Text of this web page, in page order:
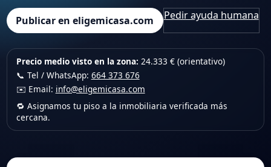
Publicar en eligemicasa.com Pedir ayuda humana
Precio medio visto en la zona: 24.333 € (orientativo)
📞 Tel / WhatsApp: 664 373 676
✉️ Email: info@eligemicasa.com
🔁 Asignamos tu piso a la inmobiliaria verificada más
cercana.